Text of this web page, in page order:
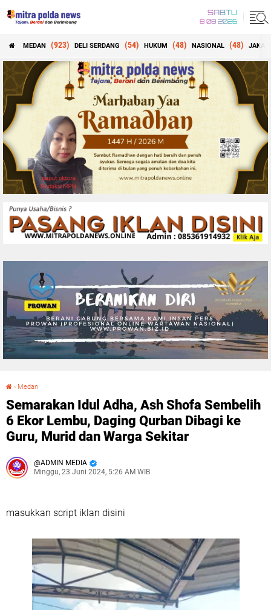
SABTU
8 08 2026
MEDAN (923) DELI SERDANG (54) HUKUM (48) NASIONAL (48)
› Medan
Semarakan Idul Adha, Ash Shofa Sembelih
6 Ekor Lembu, Daging Qurban Dibagi ke
Guru, Murid dan Warga Sekitar
ADMIN MEDIA
Minggu, 23 Juni 2024, 5:26 AM WIB
masukkan script iklan disini